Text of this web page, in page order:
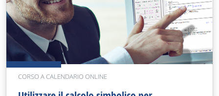
CORSO A CALENDARIO ONLINE